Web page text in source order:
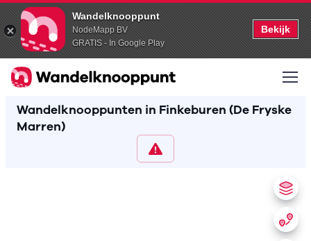
Wandelknooppunt
NodeMapp BV
GRATIS - In Google Play
Bekijk
Wandelknooppunten in Finkeburen (De Fryske
Marren)